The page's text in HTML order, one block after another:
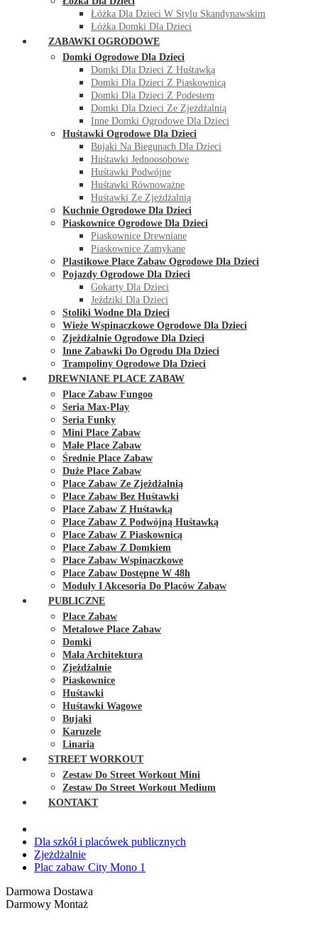
Łóżka Dla Dzieci W Stylu Skandynawskim
Łóżka Domki Dla Dzieci
ZABAWKI OGRODOWE
Domki Ogrodowe Dla Dzieci
Domki Dla Dzieci Z Huśtawką
Domki Dla Dzieci Z Piaskownicą
Domki Dla Dzieci Z Podestem
Domki Dla Dzieci Ze Zjeżdżalnią
Inne Domki Ogrodowe Dla Dzieci
Huśtawki Ogrodowe Dla Dzieci
Bujaki Na Biegunach Dla Dzieci
Huśtawki Jednoosobowe
Huśtawki Podwójne
Huśtawki Równoważne
Huśtawki Ze Zjeżdżalnią
Kuchnie Ogrodowe Dla Dzieci
Piaskownice Ogrodowe Dla Dzieci
Piaskownice Drewniane
Piaskownice Zamykane
Plastikowe Place Zabaw Ogrodowe Dla Dzieci
Pojazdy Ogrodowe Dla Dzieci
Gokarty Dla Dzieci
Jeździki Dla Dzieci
Stoliki Wodne Dla Dzieci
Wieże Wspinaczkowe Ogrodowe Dla Dzieci
Zjeżdżalnie Ogrodowe Dla Dzieci
Inne Zabawki Do Ogrodu Dla Dzieci
Trampoliny Ogrodowe Dla Dzieci
DREWNIANE PLACE ZABAW
Place Zabaw Fungoo
Seria Max-Play
Seria Funky
Mini Place Zabaw
Małe Place Zabaw
Średnie Place Zabaw
Duże Place Zabaw
Place Zabaw Ze Zjeżdżalnią
Place Zabaw Bez Huśtawki
Place Zabaw Z Huśtawką
Place Zabaw Z Podwójną Huśtawką
Place Zabaw Z Piaskownicą
Place Zabaw Z Domkiem
Place Zabaw Wspinaczkowe
Place Zabaw Dostępne W 48h
Moduły I Akcesoria Do Placów Zabaw
PUBLICZNE
Place Zabaw
Metalowe Place Zabaw
Domki
Mała Architektura
Zjeżdżalnie
Piaskownice
Huśtawki
Huśtawki Wagowe
Bujaki
Karuzele
Linaria
STREET WORKOUT
Zestaw Do Street Workout Mini
Zestaw Do Street Workout Medium
KONTAKT
Dla szkół i placówek publicznych
Zjeżdżalnie
Plac zabaw City Mono 1
Darmowa Dostawa
Darmowy Montaż